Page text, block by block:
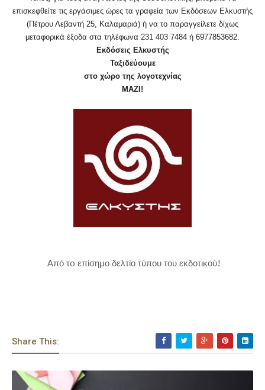
επισκεφθείτε τις εργάσιμες ώρες τα γραφεία των Εκδόσεων Ελκυστής
(Πέτρου Λεβαντή 25, Καλαμαριά) ή να το παραγγείλετε δίχως
μεταφορικά έξοδα στα τηλέφωνα 231 403 7484 ή 6977853682.
Εκδόσεις Ελκυστής
Ταξιδεύουμε
στο χώρο της λογοτεχνίας
ΜΑΖΙ!
Από τo επίσημο δελτίο τύπου του εκδοτικού!
Share This: